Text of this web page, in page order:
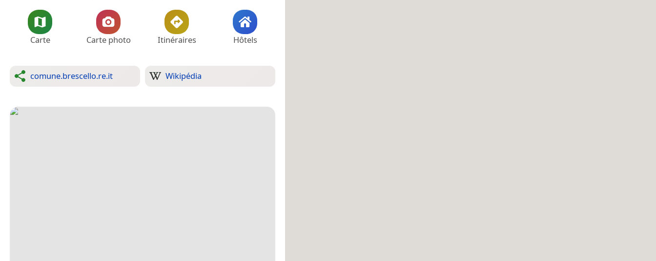
Carte Carte photo Itinéraires Hôtels
comune.brescello.re.it Wikipédia